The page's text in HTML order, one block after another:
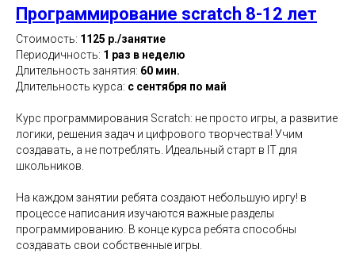
Программирование scratch 8-12 лет
Стоимость: 1125 р./занятие
Периодичность: 1 раз в неделю
Длительность занятия: 60 мин.
Длительность курса: с сентября по май
Курс программирования Scratch: не просто игры, а развитие
логики, решения задач и цифрового творчества! Учим
создавать, а не потреблять. Идеальный старт в IT для
школьников.
На каждом занятии ребята создают небольшую иргу! в
процессе написания изучаются важные разделы
программированию. В конце курса ребята способны
создавать свои собственные игры.